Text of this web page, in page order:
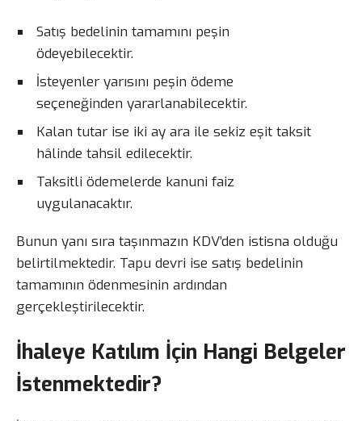
Satış bedelinin tamamını peşin
ödeyebilecektir.
İsteyenler yarısını peşin ödeme
seçeneğinden yararlanabilecektir.
Kalan tutar ise iki ay ara ile sekiz eşit taksit
hâlinde tahsil edilecektir.
Taksitli ödemelerde kanuni faiz
uygulanacaktır.
Bunun yanı sıra taşınmazın KDV’den istisna olduğu
belirtilmektedir. Tapu devri ise satış bedelinin
tamamının ödenmesinin ardından
gerçekleştirilecektir.
İhaleye Katılım İçin Hangi Belgeler
İstenmektedir?